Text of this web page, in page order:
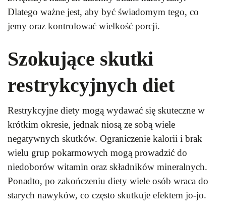
Dlatego ważne jest, aby być świadomym tego, co
jemy oraz kontrolować wielkość porcji.
Szokujące skutki
restrykcyjnych diet
Restrykcyjne diety mogą wydawać się skuteczne w
krótkim okresie, jednak niosą ze sobą wiele
negatywnych skutków. Ograniczenie kalorii i brak
wielu grup pokarmowych mogą prowadzić do
niedoborów witamin oraz składników mineralnych.
Ponadto, po zakończeniu diety wiele osób wraca do
starych nawyków, co często skutkuje efektem jo-jo.